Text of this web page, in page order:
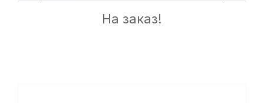
На заказ!